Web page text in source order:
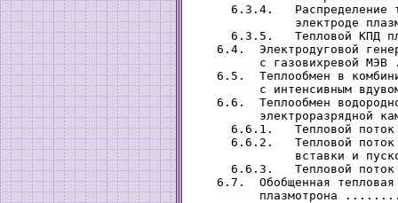
6.3.4.   Распределение
электроде
6.3.5.   Тепловой КПД
6.4.  Электродуговой
с газовихревой МЭВ
6.5.  Теплообмен в
с интенсивным
6.6.  Теплообмен
электроразрядной
6.6.1.   Тепловой
6.6.2.   Тепловой
вставки и
6.6.3.   Тепловой
6.7.  Обобщенная
плазмотрона